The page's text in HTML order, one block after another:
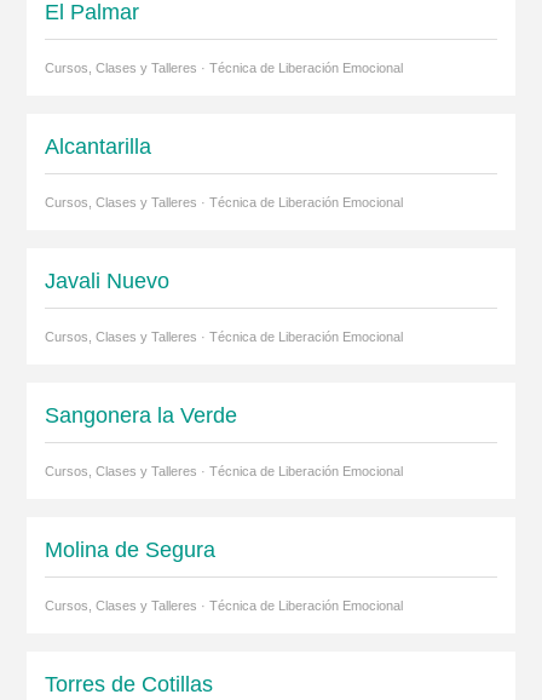
El Palmar
Cursos, Clases y Talleres · Técnica de Liberación Emocional
Alcantarilla
Cursos, Clases y Talleres · Técnica de Liberación Emocional
Javali Nuevo
Cursos, Clases y Talleres · Técnica de Liberación Emocional
Sangonera la Verde
Cursos, Clases y Talleres · Técnica de Liberación Emocional
Molina de Segura
Cursos, Clases y Talleres · Técnica de Liberación Emocional
Torres de Cotillas